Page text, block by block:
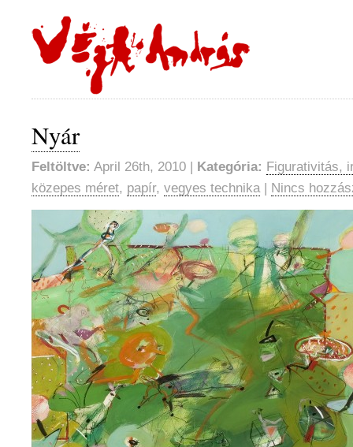
Nyár
Feltöltve: April 26th, 2010 | Kategória: Figurativitás,
közepes méret, papír, vegyes technika| Nincs